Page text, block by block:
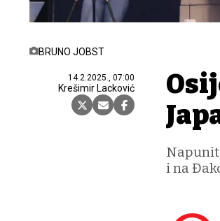
BRUNO JOBST
14.2.2025., 07:00
Krešimir Lacković
Napunit
i na